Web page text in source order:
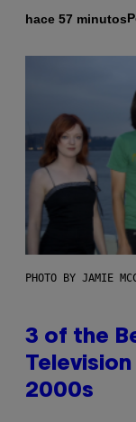
hace 57 minutos
PHOTO BY JAMIE
3 of the
2000s